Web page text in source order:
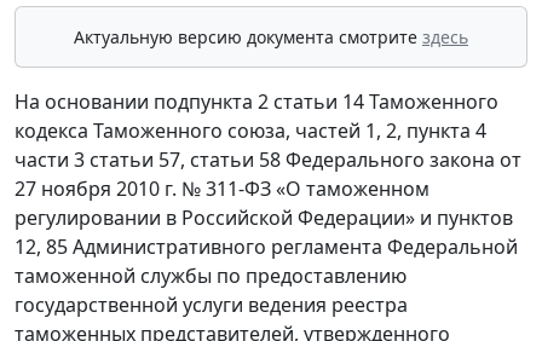
Актуальную версию документа смотрите здесь
На основании подпункта 2 статьи 14 Таможенного
кодекса Таможенного союза, частей 1, 2, пункта 4
части 3 статьи 57, статьи 58 Федерального закона от
27 ноября 2010 г. № 311-ФЗ «О таможенном
регулировании в Российской Федерации» и пунктов
12, 85 Административного регламента Федеральной
таможенной службы по предоставлению
государственной услуги ведения реестра
таможенных представителей, утвержденного